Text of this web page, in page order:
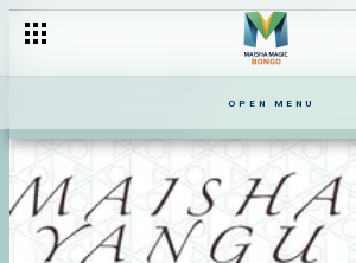
OPEN MENU